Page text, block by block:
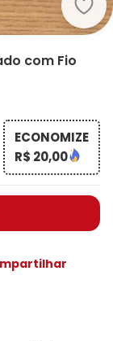
Lar
com Fio
ECONOMIZE
R$ 20,00